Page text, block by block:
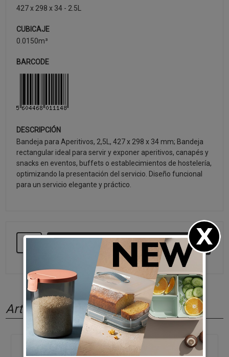
427 x 298 x 34 - 2.5L
CUBICAJE
0.0150m³
BARCODE
DESCRIPCIÓN
Bandeja para Aperitivos, 2,5L, 427 x 298 x 34 mm; Bandeja
rectangular ideal para servir y exponer aperitivos, canapés y
snacks en eventos, buffets o establecimientos de hostelería,
optimizando la presentación del servicio. Diseño funcional
para un servicio elegante y práctico.
SEGUIR COMPRANDO
Artículos relacionados